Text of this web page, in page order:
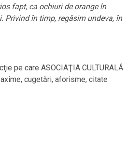
fapt, ca ochiuri de orange în
Privind în timp, regăsim undeva, în
pe care ASOCIAŢIA CULTURALĂ
cugetări, aforisme, citate